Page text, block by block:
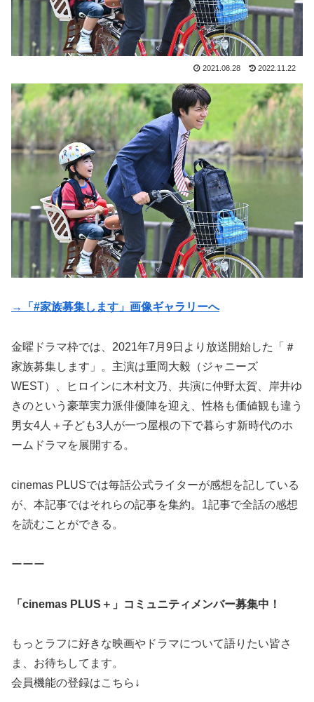
2021.08.28 2022.11.22
→「#家族募集します」画像ギャラリーへ
金曜ドラマ枠では、2021年7月9日より放送開始した「＃
家族募集します」。主演は重岡大毅（ジャニーズ
WEST）、ヒロインに木村文乃、共演に仲野太賀、岸井ゆ
きのという豪華実力派俳優陣を迎え、性格も価値観も違う
男女4人＋子ども3人が一つ屋根の下で暮らす新時代のホ
ームドラマを展開する。
cinemas PLUSでは毎話公式ライターが感想を記している
が、本記事ではそれらの記事を集約。1記事で全話の感想
を読むことができる。
ーーー
「cinemas PLUS＋」コミュニティメンバー募集中！
もっとラフに好きな映画やドラマについて語りたい皆さ
ま、お待ちしてます。
会員機能の登録はこちら↓